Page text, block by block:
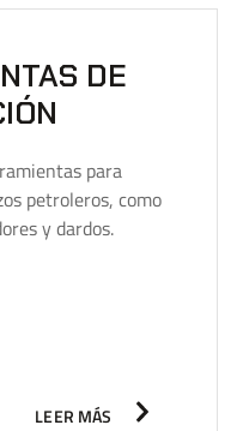
DE
para
petroleros, como
y dardos.
LEER MÁS